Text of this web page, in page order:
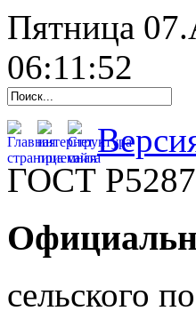
Пятница
06:11:53
ГОСТ
cельского